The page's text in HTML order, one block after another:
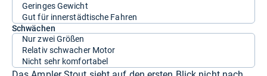
Geringes Gewicht
Gut für innerstädtische Fahren
Schwächen
Nur zwei Größen
Relativ schwacher Motor
Nicht sehr komfortabel